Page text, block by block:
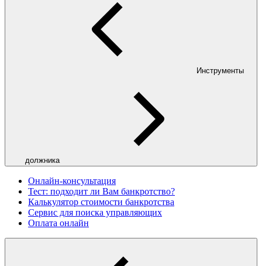
Инструменты
должника
Онлайн-консультация
Тест: подходит ли Вам банкротство?
Калькулятор стоимости банкротства
Сервис для поиска управляющих
Оплата онлайн